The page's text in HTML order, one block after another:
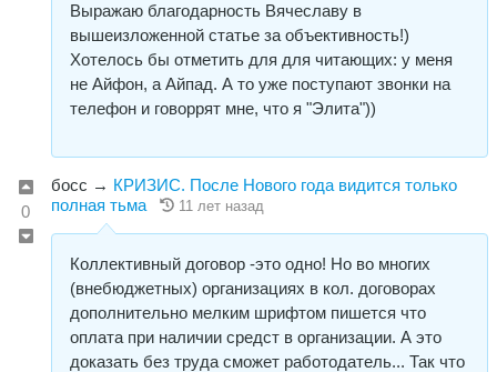
Выражаю благодарность Вячеславу в
вышеизложенной статье за объективность!)
Хотелось бы отметить для для читающих: у меня
не Айфон, а Айпад. А то уже поступают звонки на
телефон и говоррят мне, что я "Элита"))
0
босс → КРИЗИС. После Нового года видится только
полная тьма
11 лет назад
Коллективный договор -это одно! Но во многих
(внебюджетных) организациях в кол. договорах
дополнительно мелким шрифтом пишется что
оплата при наличии средст в организации. А это
доказать без труда сможет работодатель... Так что